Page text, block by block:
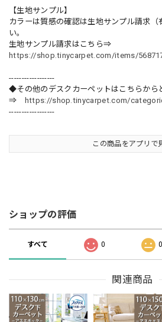
【生地サンプル】
カラーは質感の確認は生地サンプル請求（
い。
生地サンプル請求はこちら⇒
https://shop.tinycarpet.com/items/
------------------
◆その他のデスクカーペットはこちらから
⇒
https://shop.tinycarpet.com/
------------------
この商品をアプリで
ショップの評価
すべて 0 0
関連商品